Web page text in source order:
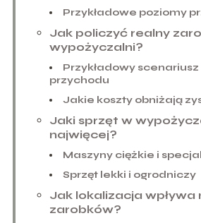
Przykładowe poziomy
Jak policzyć realny
wypożyczalni?
Przykładowy scenariusz
przychodu
Jakie koszty obniżają
Jaki sprzęt w
najwięcej?
Maszyny ciężkie i
Sprzęt lekki i ogrodniczy
Jak lokalizacja wpływa
zarobków?